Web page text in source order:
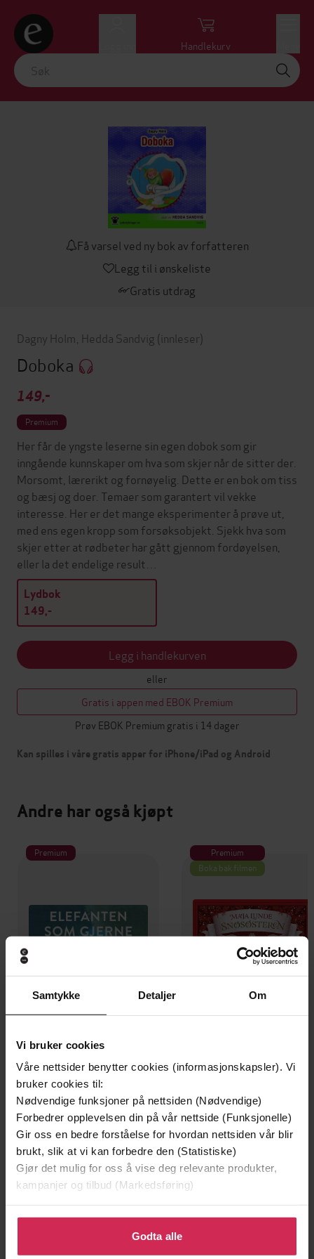
Samtykke Detaljer Om
Vi bruker cookies
Våre nettsider benytter cookies (informasjonskapsler). Vi
bruker cookies til:
Nødvendige funksjoner på nettsiden (Nødvendige)
Forbedrer opplevelsen din på vår nettside (Funksjonelle)
Gir oss en bedre forståelse for hvordan nettsiden vår blir
brukt, slik at vi kan forbedre den (Statistiske)
Gjør det mulig for oss å vise deg relevante produkter,
kampanjer og tilbud (Markedsføring)
Klikk på «Godta alle» for å gi oss ditt samtykke til å
bruke cookies for alle disse formålene. Du kan også
tilpasse ditt samtykke til spesifikke formål ved å klikke
Godta alle
Handlekurv
Få varsel ved ny bok av forfatteren
Legg til i ønskeliste
Gratis utdrag
Dagny Holm Hedda Sandvig (innleser)
Doboka
149,-
Premium
Her får de yngste leserne sin egen dobok som gir
inngående kunnskaper om hva som skjer når de sitter der.
Morsomt, lærerikt og fornøyelig. Dette er en bok om tiss
og bæsj og doer. Temaer som garantert vil vekke
interesse. Her er det mange eksperimenter å prøve ut,
med ens egen kropp som forsøksobjekt. Sjekk hva som
skjer etter at rødbeter har gått gjennom fordøyelsen,
eller la det endelige result…
Lydbok
149,-
Legg i handlekurven
eller
Gratis i appen med EBOK Premium
Prøv EBOK Premium gratis i 14 dager
Kan spilles i våre gratis apper for iPhone/iPad og Android
Andre har også kjøpt
Premium
179,-
Carl-Johan Forssén Ehrlin
LYDBOK
Premium
Boka bak filmen
299,-
Maja Lunde
LYDBOK
Forfattere Dagny Holm(forfatter),
Lydbokforlaget